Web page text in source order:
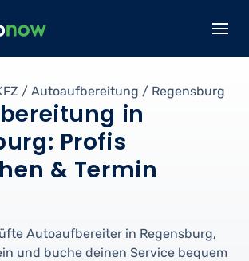
/ Autoaufbereitung / Regensburg
in
Profis
& Termin
Autoaufbereiter in Regensburg,
und buche deinen Service bequem